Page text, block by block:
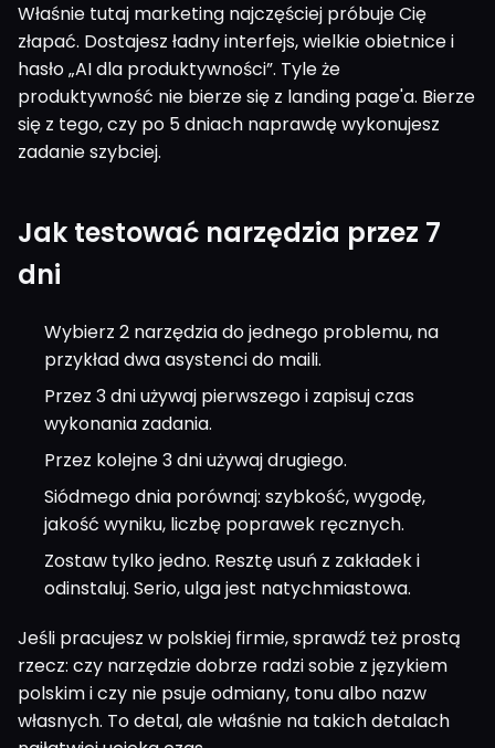
Właśnie tutaj marketing najczęściej próbuje Cię
złapać. Dostajesz ładny interfejs, wielkie obietnice i
hasło „AI dla produktywności”. Tyle że
produktywność nie bierze się z landing page'a. Bierze
się z tego, czy po 5 dniach naprawdę wykonujesz
zadanie szybciej.
Jak testować narzędzia przez 7
dni
Wybierz 2 narzędzia do jednego problemu, na
przykład dwa asystenci do maili.
Przez 3 dni używaj pierwszego i zapisuj czas
wykonania zadania.
Przez kolejne 3 dni używaj drugiego.
Siódmego dnia porównaj: szybkość, wygodę,
jakość wyniku, liczbę poprawek ręcznych.
Zostaw tylko jedno. Resztę usuń z zakładek i
odinstaluj. Serio, ulga jest natychmiastowa.
Jeśli pracujesz w polskiej firmie, sprawdź też prostą
rzecz: czy narzędzie dobrze radzi sobie z językiem
polskim i czy nie psuje odmiany, tonu albo nazw
własnych. To detal, ale właśnie na takich detalach